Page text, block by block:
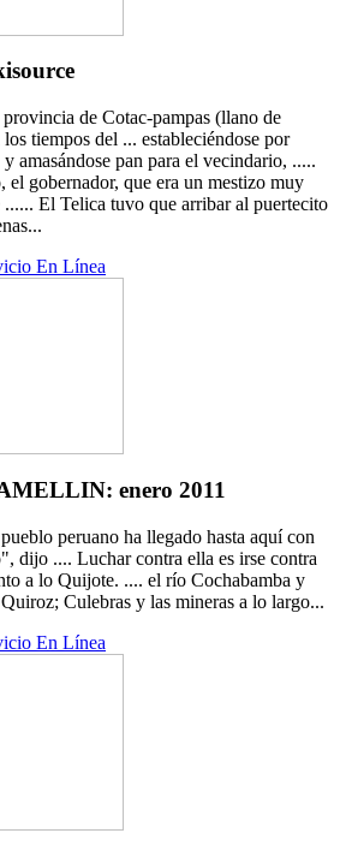
de Cotac-pampas (llano de
tiempos del ... estableciéndose por
amasándose pan para el vecindario, .....
el gobernador, que era un mestizo muy
El Telica tuvo que arribar al puertecito
En Línea
enero 2011
peruano ha llegado hasta aquí con
dijo .... Luchar contra ella es irse contra
a lo Quijote. .... el río Cochabamba y
Culebras y las mineras a lo largo...
En Línea